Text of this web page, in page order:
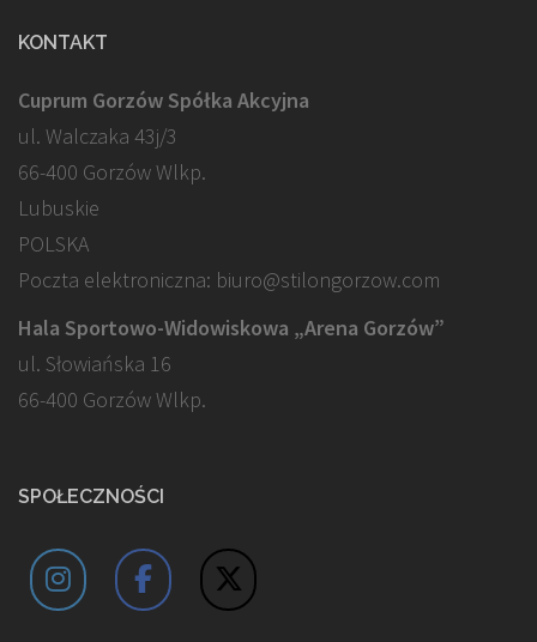
KONTAKT
Cuprum Gorzów Spółka Akcyjna
ul. Walczaka 43j/3
66-400 Gorzów Wlkp.
Lubuskie
POLSKA
Poczta elektroniczna: biuro@stilongorzow.com
Hala Sportowo-Widowiskowa „Arena Gorzów”
ul. Słowiańska 16
66-400 Gorzów Wlkp.
SPOŁECZNOŚCI